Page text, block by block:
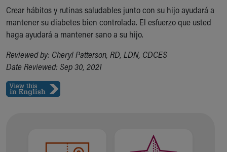
Crear hábitos y rutinas saludables junto con su hijo ayudará a
mantener su diabetes bien controlada. El esfuerzo que usted
haga ayudará a mantener sano a su hijo.
Reviewed by: Cheryl Patterson, RD, LDN, CDCES
Date Reviewed: Sep 30, 2021